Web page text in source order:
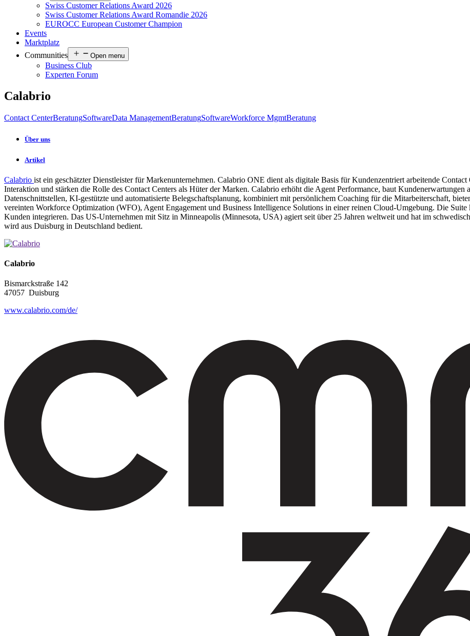
Swiss Customer Relations Award 2026
Swiss Customer Relations Award Romandie 2026
EUROCC European Customer Champion
Events
Marktplatz
Communities
Open menu
Business Club
Experten Forum
Calabrio
Contact CenterBeratungSoftwareData ManagementBeratungSoftwareWorkforce MgmtBeratung
Über uns
Artikel
Calabrio ist ein geschätzter Dienstleister für Markenunternehmen. Calabrio ONE dient als digitale Basis für Kundenzentriert arbeitende
Interaktion und stärken die Rolle des Contact Centers als Hüter der Marken. Calabrio erhöht die Agent Performance, baut
Datenschnittstellen, KI-gestützte und automatisierte Belegschaftsplanung, kombiniert mit persönlichem Coaching für die Mitarbeiterschaft,
vereinten Workforce Optimization (WFO), Agent Engagement und Business Intelligence Solutions in einer reinen Cloud-Umgebung. Die
Kunden integrieren. Das US-Unternehmen mit Sitz in Minneapolis (Minnesota, USA) agiert seit über 25 Jahren weltweit und hat im
wird aus Duisburg in Deutschland bedient.
Calabrio
Bismarckstraße 142
47057 Duisburg
www.calabrio.com/de/